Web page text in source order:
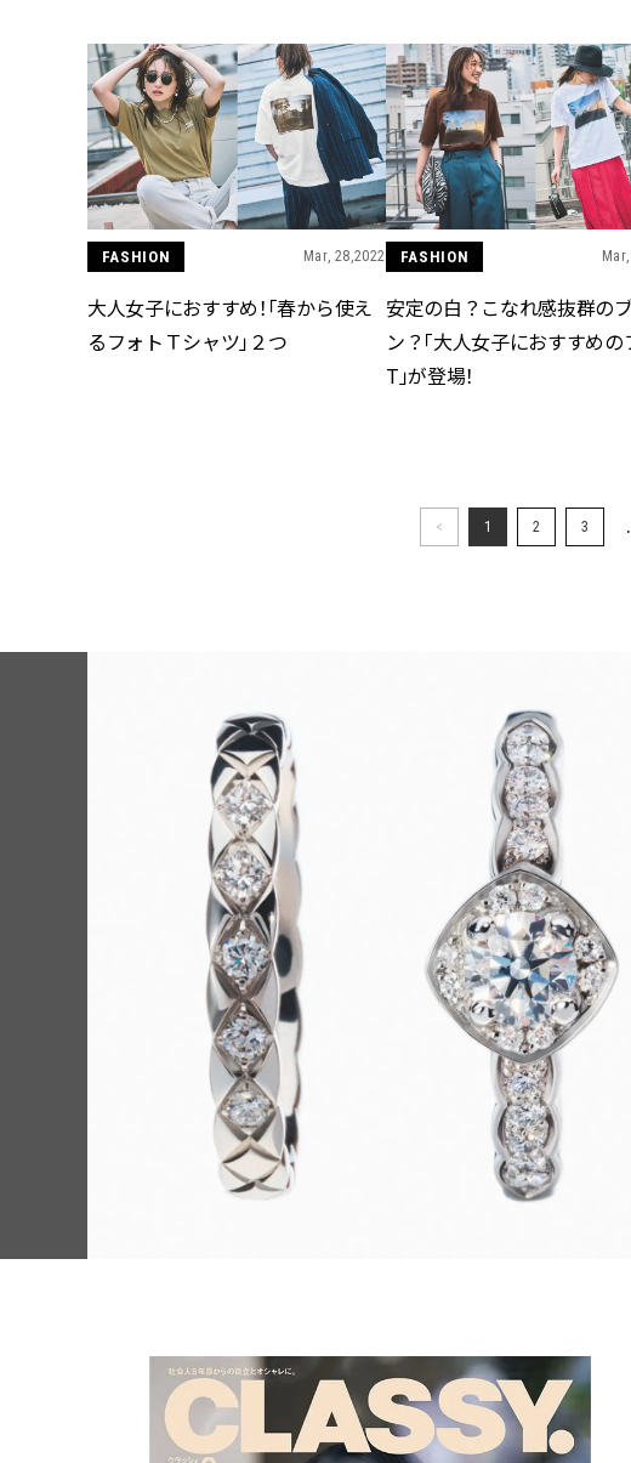
FASHION Mar, 28,2022
大人女子におすすめ！「春から使え
るフォトＴシャツ」２つ
FASHION
安定の白？こなれ感抜群の
ン？「大人女子におすすめの
T」が登場！
< 1 2 3